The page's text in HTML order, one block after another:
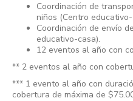
Coordinación de
niños (Centro
Coordinación de envío
educativo-casa).
12 eventos al año con
** 2 eventos al año con
*** 1 evento al año con
cobertura de máxima de